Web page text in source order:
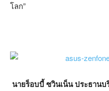
โลก”
นายร็อบบี้ ซวินเน็น ประธาน